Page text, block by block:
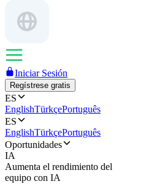
Iniciar Sesión
Regístrese gratis
ES
EnglishTürkçePortuguês
ES
EnglishTürkçePortuguês
Oportunidades
IA
Aumenta el rendimiento del
equipo con IA